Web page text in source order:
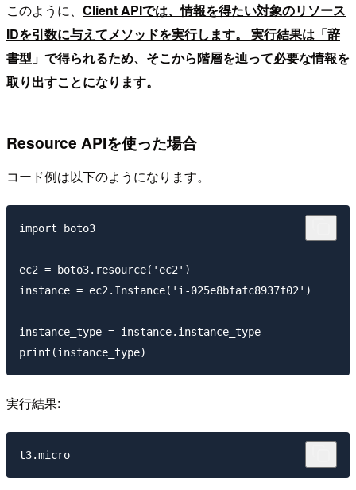
このように、 Client APIでは、情報を得たい対象のリソース
IDを引数に与えてメソッドを実行します。 実行結果は「辞
書型」で得られるため、そこから階層を辿って必要な情報を
取り出すことになります。
Resource APIを使った場合
コード例は以下のようになります。
import boto3
ec2 = boto3.resource('ec2')
instance = ec2.Instance('i-025e8bfafc8937f02')
instance_type = instance.instance_type
実行結果: